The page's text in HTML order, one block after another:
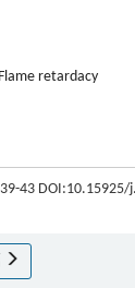
Flame retardacy
43 DOI:10.15925/